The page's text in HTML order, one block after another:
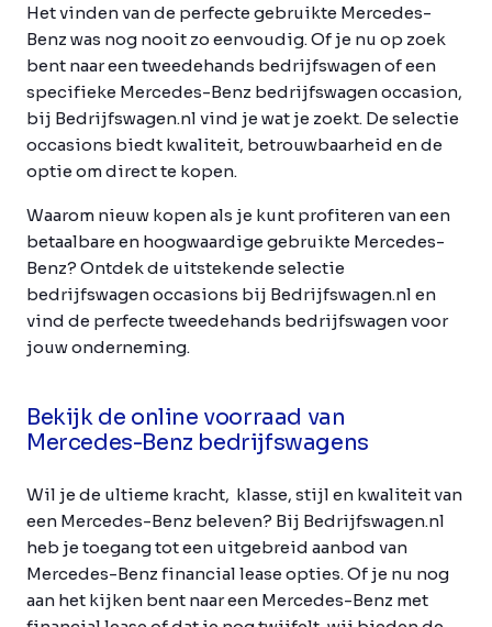
Het vinden van de perfecte gebruikte Mercedes-
Benz was nog nooit zo eenvoudig. Of je nu op zoek
bent naar een tweedehands bedrijfswagen of een
specifieke Mercedes-Benz bedrijfswagen occasion,
bij Bedrijfswagen.nl vind je wat je zoekt. De selectie
occasions biedt kwaliteit, betrouwbaarheid en de
optie om direct te kopen.
Waarom nieuw kopen als je kunt profiteren van een
betaalbare en hoogwaardige gebruikte Mercedes-
Benz? Ontdek de uitstekende selectie
bedrijfswagen occasions bij Bedrijfswagen.nl en
vind de perfecte tweedehands bedrijfswagen voor
jouw onderneming.
Bekijk de online voorraad van
Mercedes-Benz bedrijfswagens
Wil je de ultieme kracht, klasse, stijl en kwaliteit van
een Mercedes-Benz beleven? Bij Bedrijfswagen.nl
heb je toegang tot een uitgebreid aanbod van
Mercedes-Benz financial lease opties. Of je nu nog
aan het kijken bent naar een Mercedes-Benz met